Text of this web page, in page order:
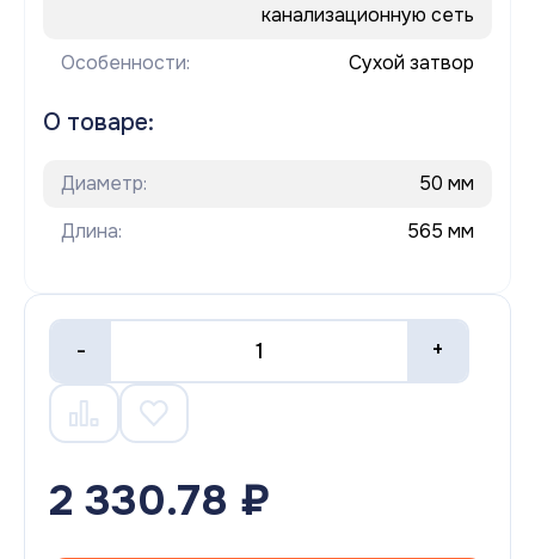
канализационную сеть
Особенности:
Сухой затвор
О товаре:
Диаметр:
50 мм
Длина:
565 мм
- +
2 330.78 ₽